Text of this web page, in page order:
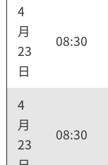
4
月
23
日
08:30
4
月
23
08:30